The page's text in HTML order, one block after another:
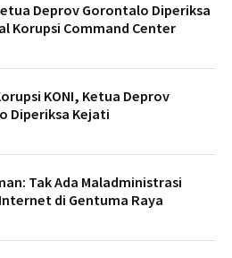
Deprov Gorontalo Diperiksa
Korupsi Command Center
KONI, Ketua Deprov
Diperiksa Kejati
Tak Ada Maladministrasi
di Gentuma Raya